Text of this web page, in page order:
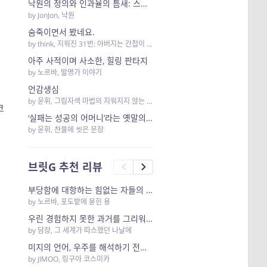
낙원의 정의와 인과율의 틈새: 스케일과 설득력 사이에서
by JonJon, 낙원
숨죽이면서 봤네요.
bythink, 지워진 31번: 아버지는 간첩이 아니었다
아주 사적이며 사소한, 힐링 판타지
by노르바, 발명가 이야기
언감생심
by윤휘 , 그림자색 마법의 지워지지 않는 이야기
‘실패는 성공의 어머니’라는 옛말의 AI 버전.
by윤휘 , 찬물에 씻은 문장
브릿G 추천 리뷰
부당함에 대항하는 힘없는 자들의 은유
by노르바, 포도밭에 묻힌 용
우린 경험하지 못한 과거를 그리워 하다가 그만,
by 담장, 그 세계가 따스했던 나날에
미지의 언어, 우주를 해석하기 전에 우리는 먼저 하나가 되어야 했다.
by JIMOO, 링구아 코스미카